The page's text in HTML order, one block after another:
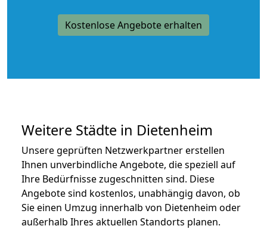
Kostenlose Angebote erhalten
Weitere Städte in Dietenheim
Unsere geprüften Netzwerkpartner erstellen
Ihnen unverbindliche Angebote, die speziell auf
Ihre Bedürfnisse zugeschnitten sind. Diese
Angebote sind kostenlos, unabhängig davon, ob
Sie einen Umzug innerhalb von Dietenheim oder
außerhalb Ihres aktuellen Standorts planen.